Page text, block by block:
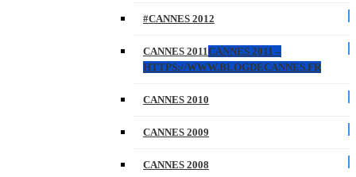
#CANNES 2012
CANNES 2011CANNES 2011 –
HTTPS://WWW.BLOGDECANNES.FR
CANNES 2010
CANNES 2009
CANNES 2008